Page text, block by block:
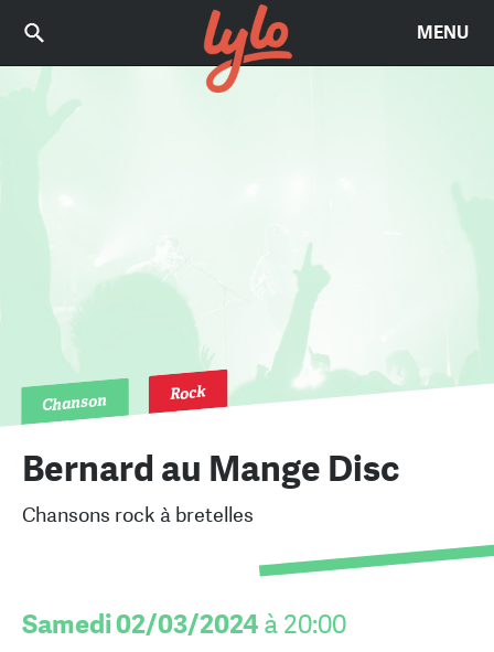
MENU
Chanson Rock
Bernard au Mange Disc
Chansons rock à bretelles
Samedi 02/03/2024 à 20:00